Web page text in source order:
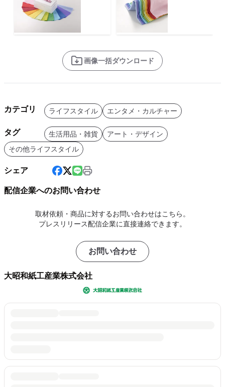
画像一括ダウンロード
カテゴリ ライフスタイル エンタメ・カルチャー
タグ 生活用品・雑貨
アート・デザイン
その他ライフスタイル
シェア
配信企業へのお問い合わせ
取材依頼・商品に対するお問い合わせはこちら。
プレスリリース配信企業に直接連絡できます。
お問い合わせ
大昭和紙工産業株式会社